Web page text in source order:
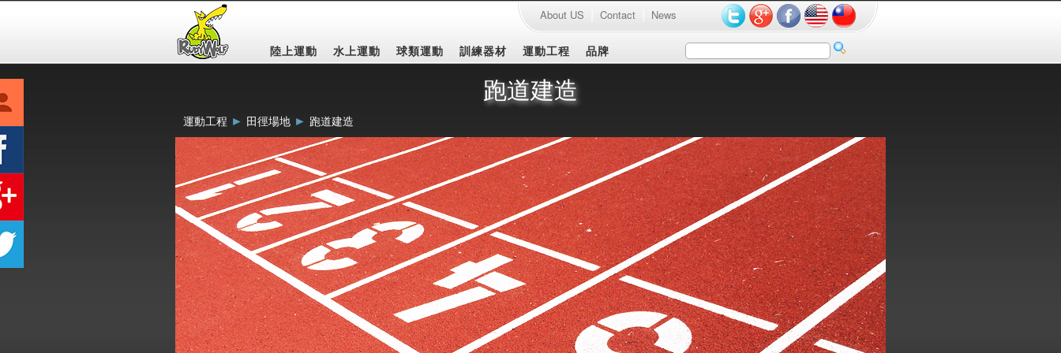
About US Contact News
陸上運動 水上運動 球類運動 訓練器材 運動工程 品牌
跑道建造
運動工程 ► 田徑場地 ► 跑道建造